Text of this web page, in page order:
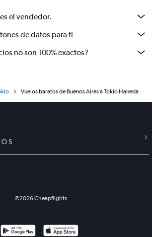
el vendedor.
de datos para ti
no son 100% exactos?
Vuelos baratos de Buenos Aires a Tokio Haneda
©2026Cheapflights